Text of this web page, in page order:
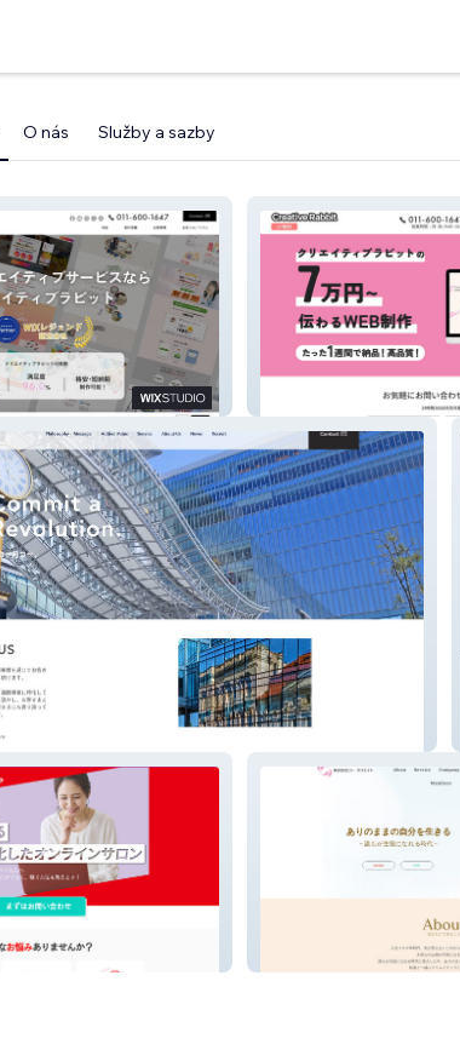
O nás Služby a sazby
ット株式会社 クリエイティブラビット
ヒトクリエイト